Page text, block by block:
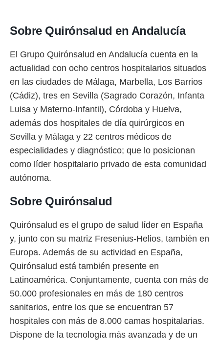
Sobre Quirónsalud en Andalucía
El Grupo Quirónsalud en Andalucía cuenta en la
actualidad con ocho centros hospitalarios situados
en las ciudades de Málaga, Marbella, Los Barrios
(Cádiz), tres en Sevilla (Sagrado Corazón, Infanta
Luisa y Materno-Infantil), Córdoba y Huelva,
además dos hospitales de día quirúrgicos en
Sevilla y Málaga y 22 centros médicos de
especialidades y diagnóstico; que lo posicionan
como líder hospitalario privado de esta comunidad
autónoma.
Sobre Quirónsalud
Quirónsalud es el grupo de salud líder en España
y, junto con su matriz Fresenius-Helios, también en
Europa. Además de su actividad en España,
Quirónsalud está también presente en
Latinoamérica. Conjuntamente, cuenta con más de
50.000 profesionales en más de 180 centros
sanitarios, entre los que se encuentran 57
hospitales con más de 8.000 camas hospitalarias.
Dispone de la tecnología más avanzada y de un